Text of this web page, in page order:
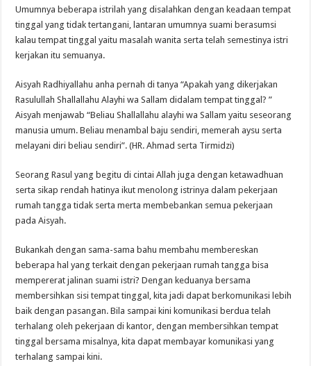
Umumnya beberapa istrilah yang disalahkan dengan keadaan tempat
tinggal yang tidak tertangani, lantaran umumnya suami berasumsi
kalau tempat tinggal yaitu masalah wanita serta telah semestinya istri
kerjakan itu semuanya.
Aisyah Radhiyallahu anha pernah di tanya “Apakah yang dikerjakan
Rasulullah Shallallahu Alayhi wa Sallam didalam tempat tinggal? ”
Aisyah menjawab “Beliau Shallallahu alayhi wa Sallam yaitu seseorang
manusia umum. Beliau menambal baju sendiri, memerah aysu serta
melayani diri beliau sendiri”. (HR. Ahmad serta Tirmidzi)
Seorang Rasul yang begitu di cintai Allah juga dengan ketawadhuan
serta sikap rendah hatinya ikut menolong istrinya dalam pekerjaan
rumah tangga tidak serta merta membebankan semua pekerjaan
pada Aisyah.
Bukankah dengan sama-sama bahu membahu membereskan
beberapa hal yang terkait dengan pekerjaan rumah tangga bisa
mempererat jalinan suami istri? Dengan keduanya bersama
membersihkan sisi tempat tinggal, kita jadi dapat berkomunikasi lebih
baik dengan pasangan. Bila sampai kini komunikasi berdua telah
terhalang oleh pekerjaan di kantor, dengan membersihkan tempat
tinggal bersama misalnya, kita dapat membayar komunikasi yang
terhalang sampai kini.